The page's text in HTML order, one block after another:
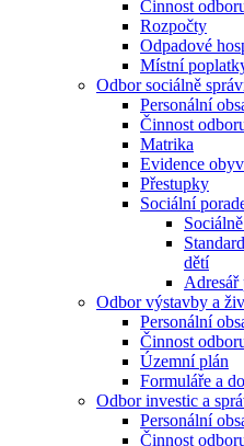
Činnost
Rozpočty
Odpadové
Místní
Odbor sociálně
Personální
Činnost
Matrika
Evidence
Přestupky
Sociální
dětí
Adresář
Odbor výstavby a
Personální
Činnost
Územní plán
Formuláře a
Odbor investic a
Personální
Činnost